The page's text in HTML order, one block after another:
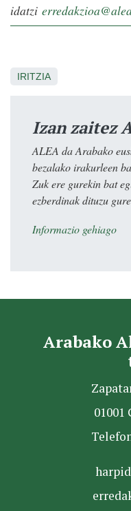
idatzi
IRITZIA
Izan zaitez
ALEA da Arabako
bezalako irakurleen
Zuk ere gurekin bat
ezberdinak dituzu
Informazio gehiago
Arabako
01001